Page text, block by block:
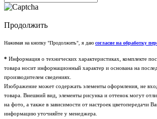
Продолжить
Нажимая на кнопку "Продолжить", я даю согласие на обработку
* Информация о технических характеристиках, комплекте
товара носит информационный характер и основана на
производителем сведениях.
Изображение может содержать элементы оформления, не
товара. Внешний вид, элементы рисунка и оттенок могут
на фото, а также в зависимости от настроек цветопередачи
информацию уточняйте у менеджера.